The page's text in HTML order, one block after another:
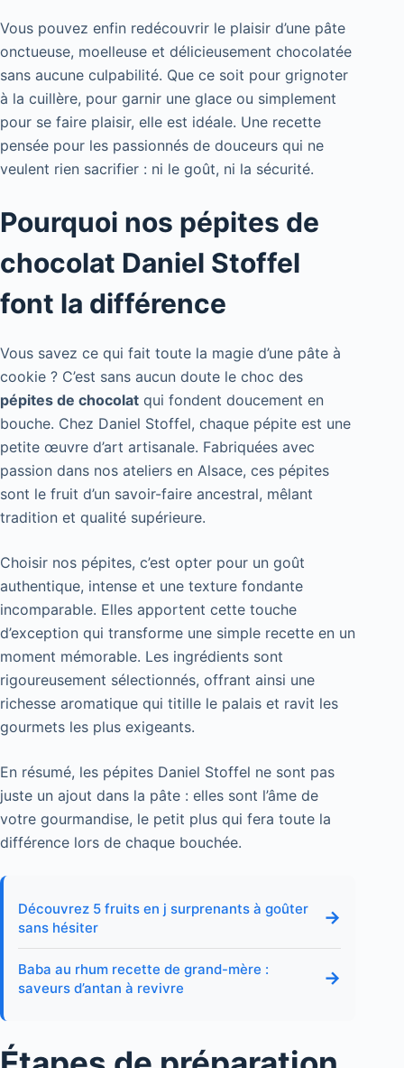
Vous pouvez enfin redécouvrir le plaisir d’une pâte
onctueuse, moelleuse et délicieusement chocolatée
sans aucune culpabilité. Que ce soit pour grignoter
à la cuillère, pour garnir une glace ou simplement
pour se faire plaisir, elle est idéale. Une recette
pensée pour les passionnés de douceurs qui ne
veulent rien sacrifier : ni le goût, ni la sécurité.
Pourquoi nos pépites de
chocolat Daniel Stoffel
font la différence
Vous savez ce qui fait toute la magie d’une pâte à
cookie ? C’est sans aucun doute le choc des
pépites de chocolat qui fondent doucement en
bouche. Chez Daniel Stoffel, chaque pépite est une
petite œuvre d’art artisanale. Fabriquées avec
passion dans nos ateliers en Alsace, ces pépites
sont le fruit d’un savoir-faire ancestral, mêlant
tradition et qualité supérieure.
Choisir nos pépites, c’est opter pour un goût
authentique, intense et une texture fondante
incomparable. Elles apportent cette touche
d’exception qui transforme une simple recette en un
moment mémorable. Les ingrédients sont
rigoureusement sélectionnés, offrant ainsi une
richesse aromatique qui titille le palais et ravit les
gourmets les plus exigeants.
En résumé, les pépites Daniel Stoffel ne sont pas
juste un ajout dans la pâte : elles sont l’âme de
votre gourmandise, le petit plus qui fera toute la
différence lors de chaque bouchée.
Découvrez 5 fruits en j surprenants à goûter
sans hésiter
→
Baba au rhum recette de grand-mère :
saveurs d’antan à revivre
→